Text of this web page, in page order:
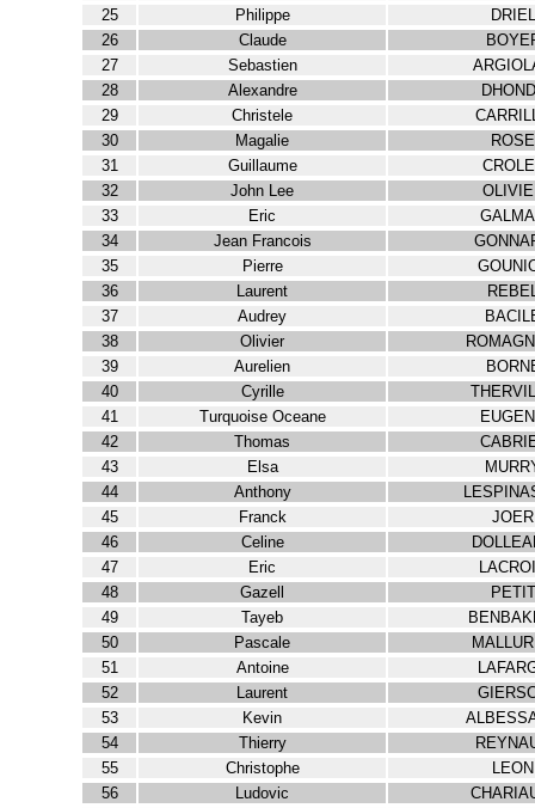
25
Philippe
DRIEL
26
Claude
27
Sebastien
28
Alexandre
29
Christele
30
Magalie
ROSE
31
Guillaume
32
John Lee
33
Eric
34
Jean Francois
35
Pierre
36
Laurent
37
Audrey
38
Olivier
39
Aurelien
40
Cyrille
41
Turquoise Oceane
42
Thomas
43
Elsa
44
Anthony
45
Franck
JOER
46
Celine
47
Eric
48
Gazell
PETIT
49
Tayeb
50
Pascale
51
Antoine
52
Laurent
53
Kevin
54
Thierry
55
Christophe
LEON
56
Ludovic